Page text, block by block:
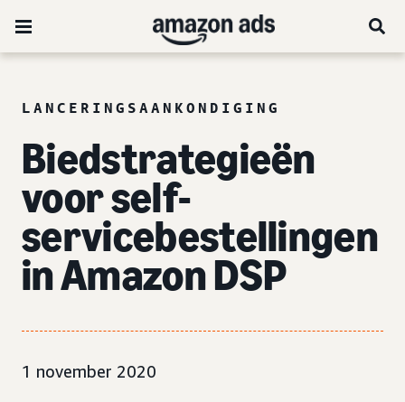
LANCERINGSAANKONDIGING
Biedstrategieën
voor self-
servicebestellingen
in Amazon DSP
1 november 2020